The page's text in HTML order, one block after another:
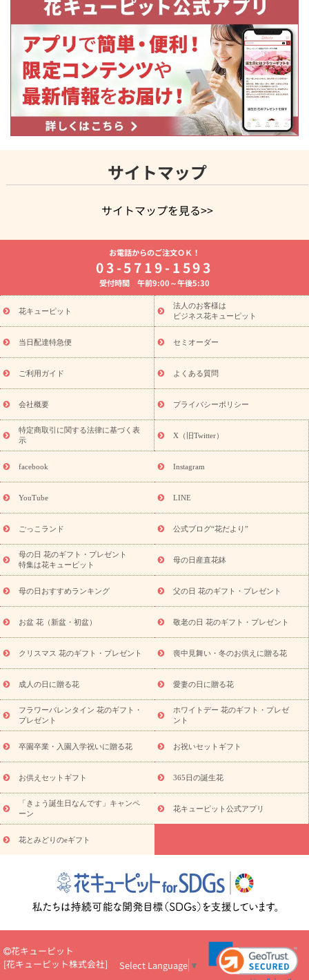
サイトマップ
サイトマップを見る>>
よく贈られる花
お祝いの花特集
誕生日フラワーギフト特集
8月の誕生花(トルコキキョウ)
開店・開業祝い
お供え・お悔やみ お供え・お悔やみの花
通夜・葬儀に贈る花 胡蝶蘭・花鉢
ーブドフラワー
季節のイベント
ひまわり ギフト・プレゼント
特集
お盆 花（新盆・初盆） 季節のイベント
お盆 花（新
盆・初盆）
お盆 花（新盆・初盆）
お盆・お供え 花とセットギ
フト
お盆・お供え プリザーブドフラワー
ひまわり ギフト・プ
レゼント特集
夏の花贈り・お中元・暑中見舞い 花のギフト特集
敬老の日におくる花ギフト・プレゼント特集
花ギフト・プレゼント特集
敬老の日 花のおすすめランキング
敬
老の日 花鉢植えのギフト・プレゼント特集
敬老の日 花とセットギ
フト・プレゼント特集
敬老の日の花 全てのギフト一覧
キャン
ペーン
映画『ウォーターガーディアンズ』コラボキャンペーン
「きょう誕生日なんです」キャンペーン
誕生日の花を探す
誕生日フラワーギフト 誕生日フラワーギフト特集
(トルコキキョウ)
9月の誕生花(リンドウ)
ら探す
お祝いの花特集 当日配達特急便 お祝い商品一覧
念日
結婚祝い 出産祝い 退院祝い・快気祝い
寿祝い
プチギフト ペットのお祝いフラワー
供え・お悔やみ商品一覧
お供え・お悔やみの花
四十九日法要以
お供え プリザーブドフラワー
ペットのお供えフラワー
お盆（新
盆・初盆）
その他 お祝い返し お見舞い
お取り寄せギフト
ビジネス用
ご自宅用 観葉植物 ミディ胡蝶蘭
プリザーブ
ドフラワー
スタイルから探す アレンジメント 花束
スタ
ンド花
お祝い お供え・お悔やみ 胡蝶蘭 胡蝶蘭・花鉢
ディ胡蝶蘭・お祝い
ミディ胡蝶蘭・お供え
世界初の青色胡蝶蘭
観葉植物
観葉植物 産直多肉植物
プリザーブドフラワー
お祝い
お供え・お悔やみ 花とセットギフト
セミオーダー
プチギフト（hanamore -ハナモア-）
花とみどりのeギフト
キューピットのeGfit
カラー ピンク イエローオレンジ
レッ
ド
お花の種類 トルコキキョウ
お祝い お祝い・3000円～ お祝い・4000円～
お祝い・
5000円～
お祝い・7000円～ お祝い・ 10000円～
お供え・お
悔やみ
円～
お供え・お悔やみ・
読み物
いのマナー
定年退職祝いのマナー
お祝いを贈るときのマナー・
花キューピットのお祝いコラム一覧
誕生日のお花を「色
彩心理学」で選ぶ方法
結婚祝いの予算相場
出産祝いお役立ち情
ール
新築引っ越し祝いコラム お祝い花のマナー総まとめ
職
場上司や先輩へ贈るお祝い花の正解は？
開店祝いの花 選び方ガイ
お電話からのご注文ＯＫ！
03-5719-1593
受付時間 午前9:00～午後5:30
花キューピット
法人のお客様は
ビジネス花キューピット
当日配達特急便 セミオーダー
ご利用ガイド よくある質問
会社概要 プライバシーポリシー
特定商取引に関する法律に基づく表
示
X（旧Twitter）
facebook Instagram
YouTube LINE
ごっこランド 公式ブログ“花だより”
母の日 花のギフト・プレゼント
特集は花キューピット
母の日産直花鉢
母の日おすすめランキング 父の日 花のギフト・プレゼント
お盆 花（新盆・初盆） 敬老の日 花のギフト・プレゼント
クリスマス 花のギフト・プレゼント 喪中見舞い・冬のお供えに贈る花
成人の日に贈る花 愛妻の日に贈る花
フラワーバレンタイン 花のギフト・
プレゼント
ホワイトデー 花のギフト・プレゼ
ント
卒園卒業・入園入学祝いに贈る花 お祝いセットギフト
お供えセットギフト 365日の誕生花
「きょう誕生日なんです」キャンペ
ーン
花キューピット公式アプリ
花とみどりのeギフト
花キューピット
[花キューピット株式会社] Select Language ▼